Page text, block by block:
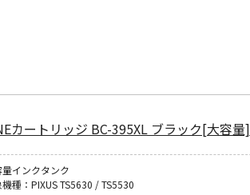
カートリッジ BC-395XL ブラック[大容量]
量インクタンク
種：PIXUS TS5630 / TS5530